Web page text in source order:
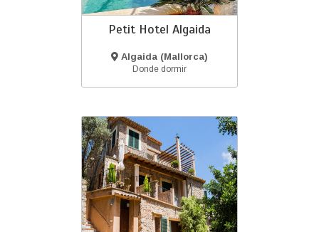
Petit Hotel Algaida
Algaida (Mallorca)
Donde dormir